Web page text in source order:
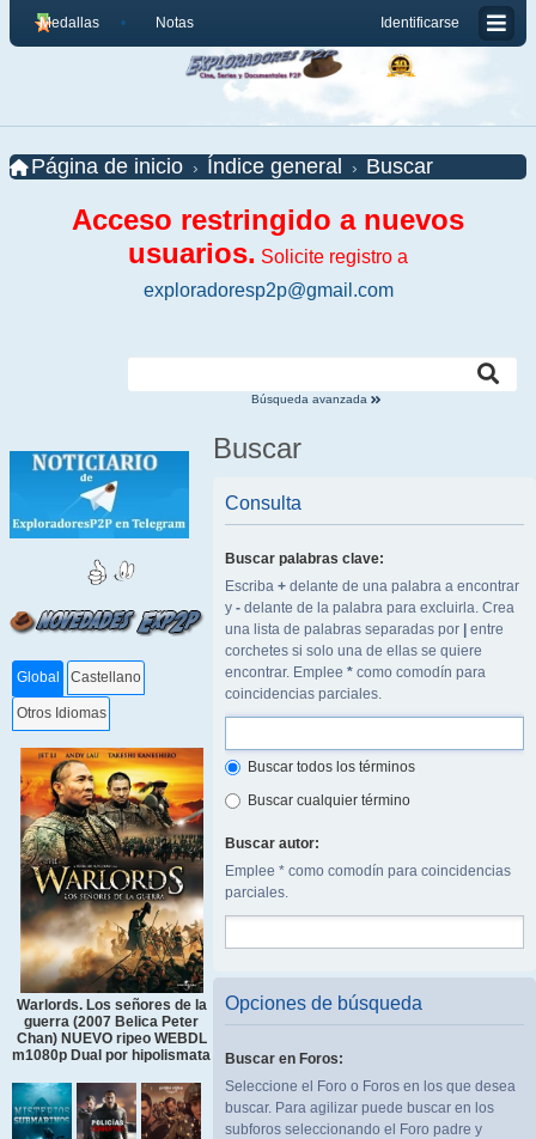
Identificarse
Medallas Notas
Página de inicio Índice general Buscar
Acceso restringido a nuevos
usuarios. Solicite registro a
exploradoresp2p@gmail.com
Búsqueda avanzada
Global Castellano
Otros Idiomas
Warlords. Los señores de la
guerra (2007 Belica Peter
Chan) NUEVO ripeo WEBDL
m1080p Dual por hipolismata
Buscar
Consulta
Buscar palabras clave:
Escriba + delante de una palabra a encontrar
y - delante de la palabra para excluirla. Crea
una lista de palabras separadas por
entre
corchetes si solo una de ellas se quiere
encontrar. Emplee * como comodín para
coincidencias parciales.
Buscar todos los términos
Buscar cualquier término
Buscar autor:
Emplee * como comodín para coincidencias
parciales.
Opciones de búsqueda
Buscar en Foros:
Seleccione el Foro o Foros en los que desea
buscar. Para agilizar puede buscar en los
subforos seleccionando el Foro padre y